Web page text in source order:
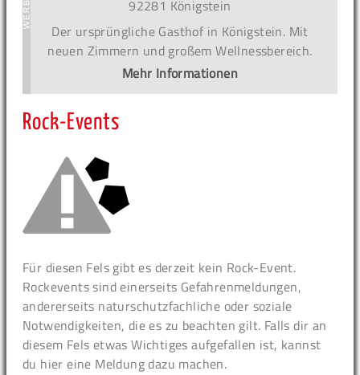
92281 Königstein
Der ursprüngliche Gasthof in Königstein. Mit
neuen Zimmern und großem Wellnessbereich.
Mehr Informationen
Rock-Events
Für diesen Fels gibt es derzeit kein Rock-Event.
Rockevents sind einerseits Gefahrenmeldungen,
andererseits naturschutzfachliche oder soziale
Notwendigkeiten, die es zu beachten gilt. Falls dir an
diesem Fels etwas Wichtiges aufgefallen ist, kannst
du hier eine Meldung dazu machen.